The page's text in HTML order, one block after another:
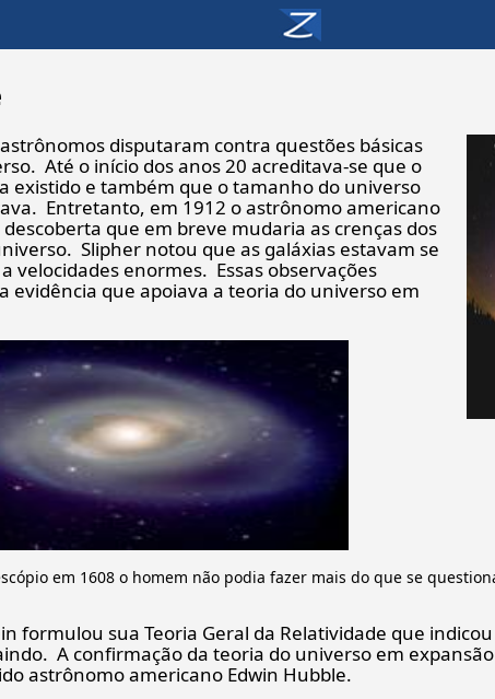
disputaram contra questões básicas
Até o início dos anos 20 acreditava-se que o
existido e também que o tamanho do universo
Entretanto, em 1912 o astrônomo americano
que em breve mudaria as crenças dos
Slipher notou que as galáxias estavam se
velocidades enormes. Essas observações
evidência que apoiava a teoria do universo em
em 1608 o homem não podia fazer mais do que se
formulou sua Teoria Geral da Relatividade que
A confirmação da teoria do universo em
astrônomo americano Edwin Hubble.